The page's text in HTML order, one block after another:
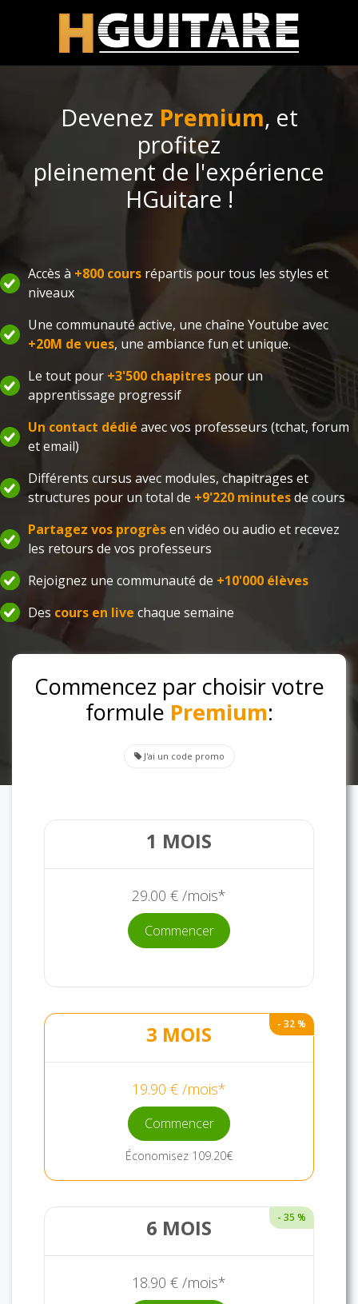
Devenez Premium, et
profitez
pleinement de l'expérience
HGuitare !
Accès à +800 cours répartis pour tous les styles et
niveaux
Une communauté active, une chaîne Youtube avec
+20M de vues, une ambiance fun et unique.
Le tout pour +3'500 chapitres pour un
apprentissage progressif
Un contact dédié avec vos professeurs (tchat, forum
et email)
Différents cursus avec modules, chapitrages et
structures pour un total de +9'220 minutesde cours
Partagez vos progrèsen vidéo ou audio et recevez
les retours de vos professeurs
Rejoignez une communauté de +10'000 élèves
Des cours en live chaque semaine
Commencez par choisir votre
formule Premium:
J'ai un code promo
1 MOIS
29.00 € /mois*
Commencer
- 32 %
3 MOIS
19.90 € /mois*
Commencer
Économisez 109.20€
- 35 %
6 MOIS
18.90 € /mois*